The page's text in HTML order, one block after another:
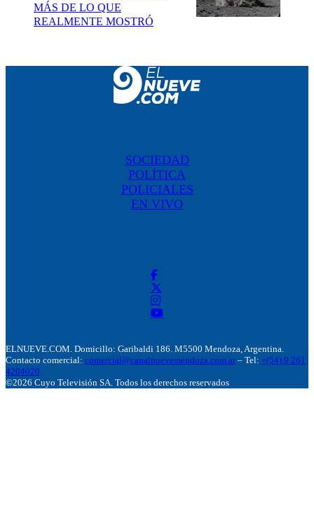
MÁS DE LO QUE
REALMENTE MOSTRÓ
SOCIEDAD
POLÍTICA
POLICIALES
EN VIVO
ELNUEVE.COM. Domicillo: Garibaldi 186. M5500 Mendoza, Argentina.
Contacto comercial: comercial@canalnuevemendoza.com.ar – Tel: +(54) 9 261
4204020
©2026 Cuyo Televisión SA. Todos los derechos reservados